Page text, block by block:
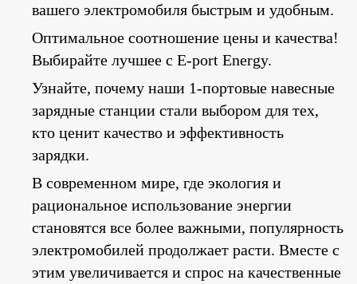
вашего электромобиля быстрым и удобным.
Оптимальное соотношение цены и качества!
Выбирайте лучшее с E-port Energy.
Узнайте, почему наши 1-портовые навесные
зарядные станции стали выбором для тех,
кто ценит качество и эффективность
зарядки.
В современном мире, где экология и
рациональное использование энергии
становятся все более важными, популярность
электромобилей продолжает расти. Вместе с
этим увеличивается и спрос на качественные